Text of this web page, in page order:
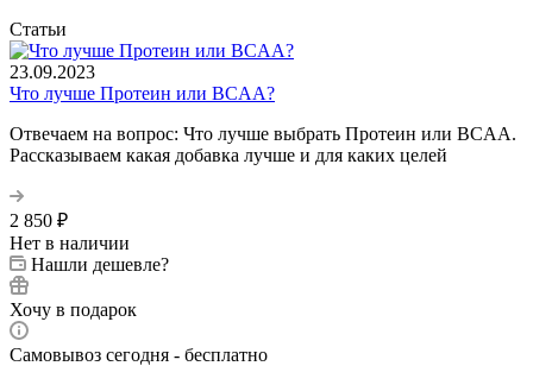
Статьи
23.09.2023
Что лучше Протеин или BCAA?
Отвечаем на вопрос: Что лучше выбрать Протеин или BCAA.
Рассказываем какая добавка лучше и для каких целей
2 850 ₽
Нет в наличии
Нашли дешевле?
Хочу в подарок
Самовывоз сегодня - бесплатно